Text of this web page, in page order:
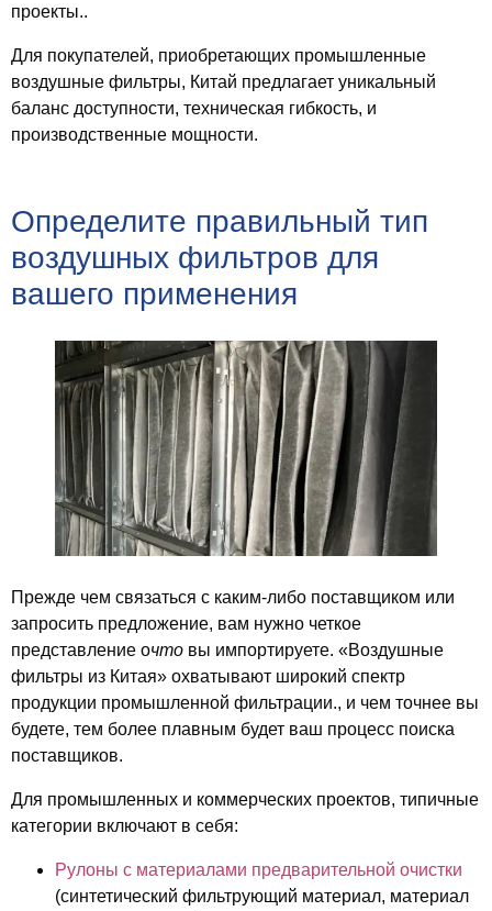
проекты..
Для покупателей, приобретающих промышленные
воздушные фильтры, Китай предлагает уникальный
баланс доступности, техническая гибкость, и
производственные мощности.
Определите правильный тип
воздушных фильтров для
вашего применения
Прежде чем связаться с каким-либо поставщиком или
запросить предложение, вам нужно четкое
представление очто вы импортируете. «Воздушные
фильтры из Китая» охватывают широкий спектр
продукции промышленной фильтрации., и чем точнее вы
будете, тем более плавным будет ваш процесс поиска
поставщиков.
Для промышленных и коммерческих проектов, типичные
категории включают в себя:
Рулоны с материалами предварительной очистки
(синтетический фильтрующий материал, материал